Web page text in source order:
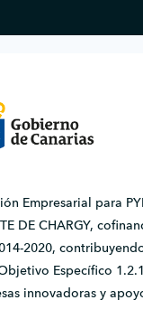
Empresarial para
DE CHARGY,
2020,
Específico
innovadoras y